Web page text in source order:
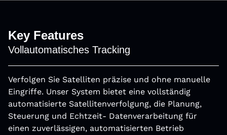
Key Features
Vollautomatisches Tracking
Verfolgen Sie Satelliten präzise und ohne manuelle
Eingriffe. Unser System bietet eine vollständig
automatisierte Satellitenverfolgung, die Planung,
Steuerung und Echtzeit- Datenverarbeitung für
einen zuverlässigen, automatisierten Betrieb